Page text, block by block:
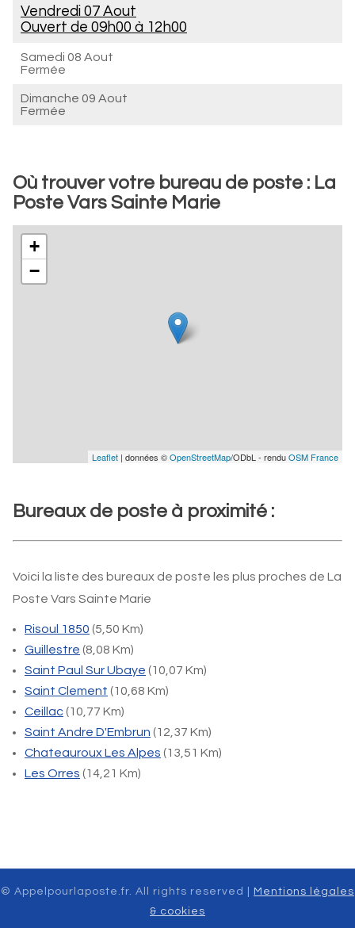
Vendredi 07 Aout
Ouvert de 09h00 à 12h00
Samedi 08 Aout
Fermée
Dimanche 09 Aout
Fermée
Où trouver votre bureau de poste : La
Poste Vars Sainte Marie
+
−
Leaflet | données ©OpenStreetMap/ODbL - renduOSM France
Bureaux de poste à proximité :
Voici la liste des bureaux de poste les plus proches de La
Poste Vars Sainte Marie
Risoul 1850 (5,50 Km)
Guillestre (8,08 Km)
Saint Paul Sur Ubaye (10,07 Km)
Saint Clement (10,68 Km)
Ceillac(10,77 Km)
Saint Andre D'Embrun (12,37 Km)
Chateauroux Les Alpes (13,51 Km)
Les Orres (14,21 Km)
© Appelpourlaposte.fr. All rights reserved |
Mentions légales
& cookies